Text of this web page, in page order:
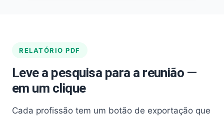
RELATÓRIO PDF
Leve a pesquisa para a reunião —
em um clique
Cada profissão tem um botão de exportação que